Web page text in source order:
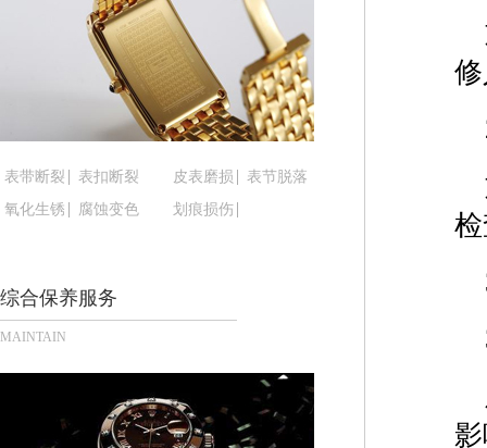
黑龙江省黑河市爱辉区中央街腕表时光售后服务中
黑龙江省鸡西市鸡冠区红军路腕表时光售后服务中
黑龙江省佳木斯市向阳区长安路腕表时光售后服务
黑龙江省牡丹江市东安区太平路腕表时光售后服务
黑龙江省七台河市桃山区大同街腕表时光售后服务
黑龙江省齐齐哈尔市龙沙区龙华路腕表时光售后服
黑龙江省双鸭山市尖山区新兴大街腕表时光售后服
黑龙江省绥化市北林区新华街与康庄路交叉口腕
吉林省白城市洮北区明仁南街腕表时光售后服务中
吉林省白山市浑江区浑江大街腕表时光售后服务中
吉林省辽源市龙山区人民大街腕表时光售后服务中
吉林省梅河口市新华街道梅河大街腕表时光售后服
表带断裂 表扣断裂 皮表磨损
表节脱落
氧化生锈
腐蚀变色 划痕损伤
综合保养服务
MAINTAIN